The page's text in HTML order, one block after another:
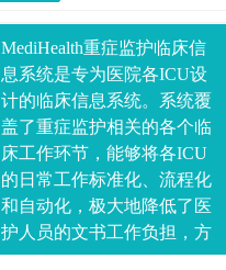
MediHealth重症监护临床信
息系统是专为医院各ICU设
计的临床信息系统。系统覆
盖了重症监护相关的各个临
床工作环节，能够将各ICU
的日常工作标准化、流程化
和自动化，极大地降低了医
护人员的文书工作负担，方
便了医护患沟通，提高了整